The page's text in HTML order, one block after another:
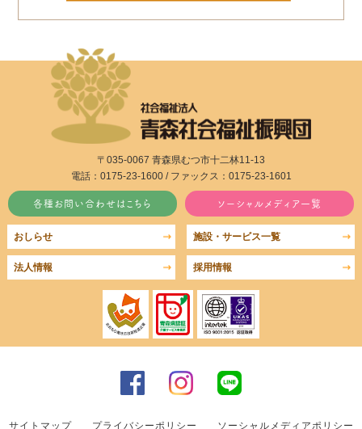
〒035-0067 青森県むつ市十二林11-13
電話：0175-23-1600 / ファックス：0175-23-1601
各種お問い合わせはこちら ソーシャルメディア一覧
施設・サービス一覧
おしらせ
法人情報 採用情報
サイトマップ プライバシーポリシー ソーシャルメディアポリシー